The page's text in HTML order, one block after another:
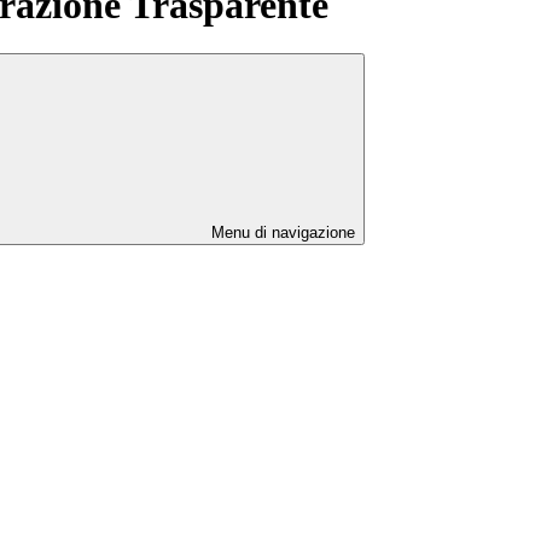
Menu di navigazione